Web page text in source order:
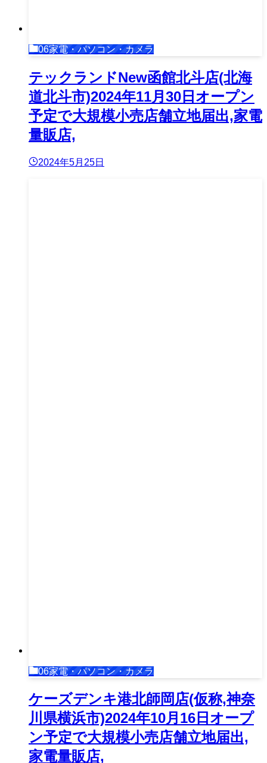
06家電・パソコン・カメラ
テックランドNew函館北斗店(北海
道北斗市)2024年11月30日オープン
予定で大規模小売店舗立地届出,家電
量販店,
2024年5月25日
06家電・パソコン・カメラ
ケーズデンキ港北師岡店(仮称,神奈
川県横浜市)2024年10月16日オープ
ン予定で大規模小売店舗立地届出,
家電量販店,